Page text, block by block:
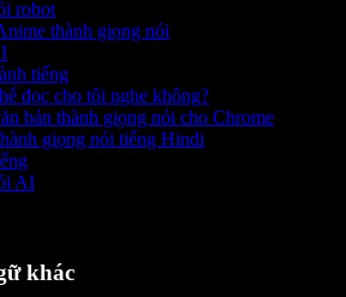
robot
thành giọng nói
tiếng
đọc cho tôi nghe không?
bản thành giọng nói cho Chrome
giọng nói tiếng Hindi
AI
khác